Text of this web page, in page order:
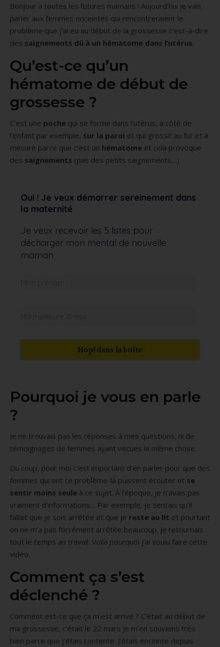
Bonjour à toutes les futures mamans ! Aujourd’hui je vais
parler aux femmes enceintes qui rencontreraient le
problème que j’ai eu au début de la grossesse c’est-à-dire
des saignements dû à un hématome dans l’utérus.
Qu’est-ce qu’un
hématome de début de
grossesse ?
C’est une poche qui se forme dans l’utérus, à côté de
l’enfant par exemple, sur la paroi et qui grossit au fur et à
mesure parce que c’est un hématome et cela provoque
des saignements (pas des petits saignements…).
Oui ! Je veux démarrer sereinement dans
la maternité
Je veux recevoir les 5 listes pour
décharger mon mental de nouvelle
maman
Hop! dans la boîte
Pourquoi je vous en parle
?
Je ne trouvais pas les réponses à mes questions, ni de
témoignages de femmes ayant vécues la même chose.
Du coup, pour moi c’est important d’en parler pour que des
femmes qui ont ce problème-là puissent écouter et se
sentir moins seule à ce sujet. À l’époque, je n’avais pas
vraiment d’informations… Par exemple, je sentais qu’il
fallait que je sois arrêtée et que je reste au lit et pourtant
on ne m’a pas forcément arrêtée beaucoup. Je retournais
tout le temps au travail. Voilà pourquoi j’ai voulu faire cette
vidéo.
Comment ça s’est
déclenché ?
Comment est-ce que ça m’est arrivé ? C’était au début de
ma grossesse, c’était le 22 mars je m’en souviens très
bien parce que j’étais contente. J’étais enceinte depuis